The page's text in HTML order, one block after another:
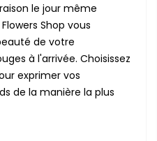
le jour même
Shop vous
de votre
à l'arrivée. Choisissez
exprimer vos
de la manière la plus